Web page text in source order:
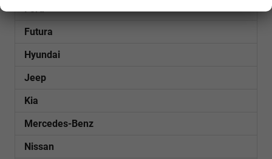
Ford
Futura
Hyundai
Jeep
Kia
Mercedes-Benz
Nissan